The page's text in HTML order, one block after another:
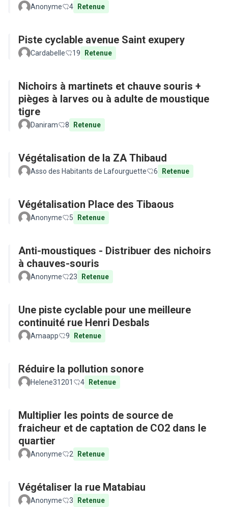
Anonyme 4 Retenue
Piste cyclable avenue Saint exupery
Cardabelle 19 Retenue
Nichoirs à martinets et chauve souris +
pièges à larves ou à adulte de moustique
tigre
Daniram 8 Retenue
Végétalisation de la ZA Thibaud
Asso des Habitants de Lafourguette 6 Retenue
Végétalisation Place des Tibaous
Anonyme 5 Retenue
Anti-moustiques - Distribuer des nichoirs
à chauves-souris
Anonyme 23 Retenue
Une piste cyclable pour une meilleure
continuité rue Henri Desbals
Amaapp 9 Retenue
Réduire la pollution sonore
Helene31201 4 Retenue
Multiplier les points de source de
fraicheur et de captation de CO2 dans le
quartier
Anonyme 2 Retenue
Végétaliser la rue Matabiau
Anonyme 3 Retenue